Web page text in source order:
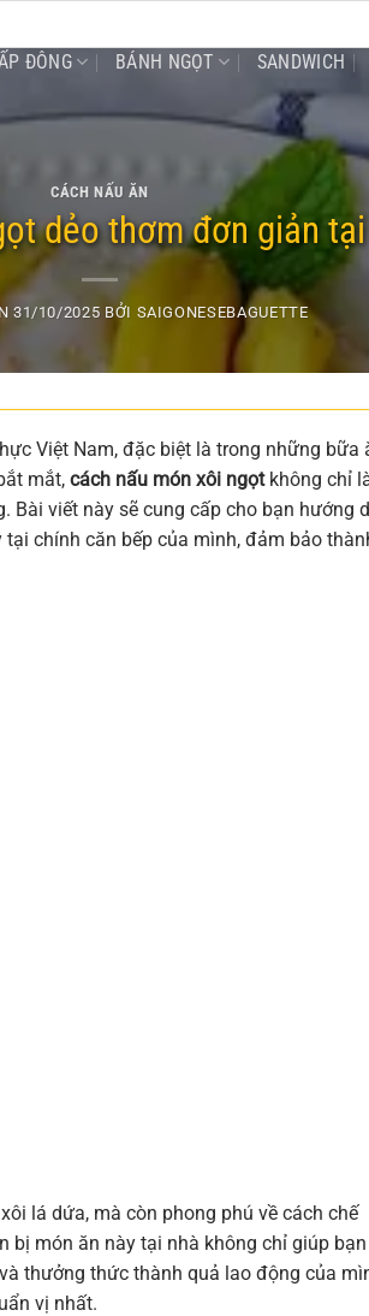
ĐÔNG BÁNH NGỌT SANDWICH
CÁCH NẤU ĂN
dẻo thơm đơn giản
31/10/2025 BỞI SAIGONESEBAGUETTE
Việt Nam, đặc biệt là trong những bữa
mắt, cách nấu món xôi ngọtkhông chỉ
Bài viết này sẽ cung cấp cho bạn hướng
chính căn bếp của mình, đảm bảo
lá dứa, mà còn phong phú về cách chế
bị món ăn này tại nhà không chỉ giúp bạn
thưởng thức thành quả lao động của
vị nhất.